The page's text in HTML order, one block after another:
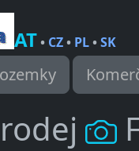
AT• CZ• PL•SK